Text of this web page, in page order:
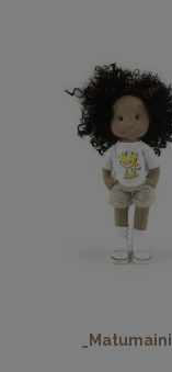
_Matumaini_